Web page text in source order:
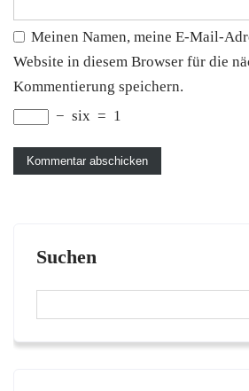
Meinen Namen, meine E-Mail-
Website in diesem Browser für die
Kommentierung speichern.
− six = 1
Suchen